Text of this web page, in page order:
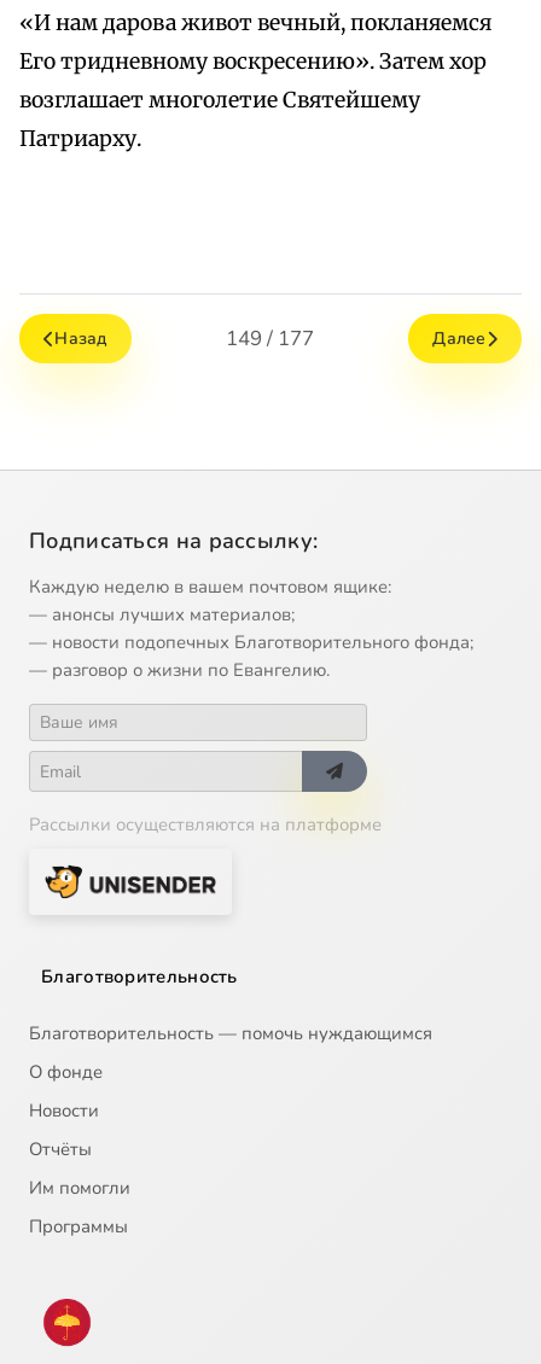
«И нам дарова живот вечный, покланяемся
Его тридневному воскресению». Затем хор
возглашает многолетие Святейшему
Патриарху.
Назад 149 / 177 Далее
Подписаться на рассылку:
Каждую неделю в вашем почтовом ящике:
— анонсы лучших материалов;
— новости подопечных Благотворительного фонда;
— разговор о жизни по Евангелию.
Рассылки осуществляются на платформе
Благотворительность
Благотворительность — помочь нуждающимся
О фонде
Новости
Отчёты
Им помогли
Программы